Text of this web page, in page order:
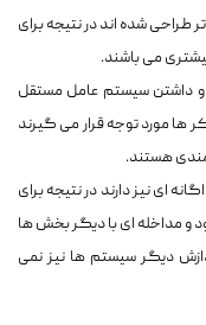
طراحی شده اند در نتیجه برای
می باشند.
و داشتن سیستم عامل مستقل
ها مورد توجه قرار می گیرند
هستند.
ای نیز دارند در نتیجه برای
و مداخله ای با دیگر بخش ها
دیگر سیستم ها نیز نمی